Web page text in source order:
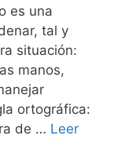
es una
tal y
situación:
manos,
ortográfica:
de … Leer